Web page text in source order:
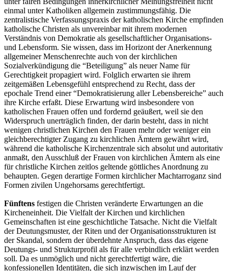
einmal unter Katholiken allgemein zustimmungsfähig. Die
zentralistische Verfassungspraxis der katholischen Kirche empfinden
katholische Christen als unvereinbar mit ihrem modernen
Verständnis von Demokratie als gesellschaftlicher Organisations-
und Lebensform. Sie wissen, dass im Horizont der Anerkennung
allgemeiner Menschenrechte auch von der kirchlichen
Sozialverkündigung die “Beteiligung” als neuer Name für
Gerechtigkeit propagiert wird. Folglich erwarten sie ihrem
zeitgemäßen Lebensgefühl entsprechend zu Recht, dass der
epochale Trend einer “Demokratisierung aller Lebensbereiche” auch
ihre Kirche erfaßt. Diese Erwartung wird insbesondere von
katholischen Frauen offen und fordernd geäußert, weil sie den
Widerspruch unerträglich finden, der darin besteht, dass in nicht
wenigen christlichen Kirchen den Frauen mehr oder weniger ein
gleichberechtigter Zugang zu kirchlichen Ämtern gewährt wird,
während die katholische Kirchenzentrale sich absolut und autoritativ
anmaßt, den Ausschluß der Frauen von kirchlichen Ämtern als eine
für christliche Kirchen zeitlos geltende göttliches Anordnung zu
behaupten. Gegen derartige Formen kirchlicher Machtarroganz sind
Formen zivilen Ungehorsams gerechtfertigt.
Fünftens festigen die Christen veränderte Erwartungen an die
Kircheneinheit. Die Vielfalt der Kirchen und kirchlichen
Gemeinschaften ist eine geschichtliche Tatsache. Nicht die Vielfalt
der Deutungsmuster, der Riten und der Organisationsstrukturen ist
der Skandal, sondern der überdehnte Anspruch, dass das eigene
Deutungs- und Strukturprofil als für alle verbindlich erklärt werden
soll. Da es unmöglich und nicht gerechtfertigt wäre, die
konfessionellen Identitäten, die sich inzwischen im Lauf der